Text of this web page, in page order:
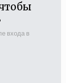
входа в